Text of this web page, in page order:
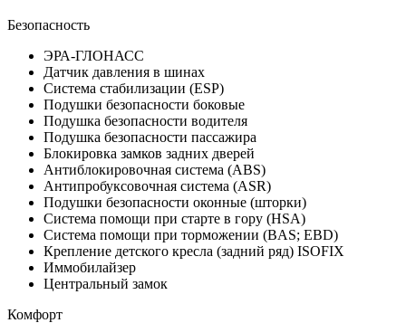
Безопасность
ЭРА-ГЛОНАСС
Датчик давления в шинах
Система стабилизации (ESP)
Подушки безопасности боковые
Подушка безопасности водителя
Подушка безопасности пассажира
Блокировка замков задних дверей
Антиблокировочная система (ABS)
Антипробуксовочная система (ASR)
Подушки безопасности оконные (шторки)
Система помощи при старте в гору (HSA)
Система помощи при торможении (BAS; EBD)
Крепление детского кресла (задний ряд) ISOFIX
Иммобилайзер
Центральный замок
Комфорт